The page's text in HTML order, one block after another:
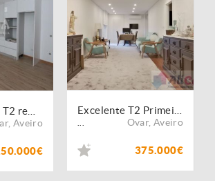
, Aveiro Ovar, Aveiro
375.000€